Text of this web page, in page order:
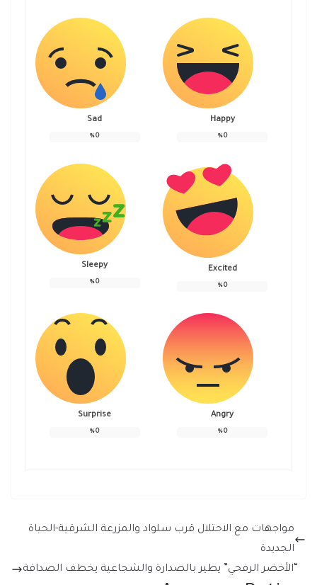
Happy
0
%
Sad
0
%
Excited
0
%
Sleepy
0
%
Angry
0
%
Surprise
0
%
مواجهات مع الاحتلال قرب سلواد والمزرعة الشرقية-الحياة
الجديدة
“الأخضر الرفحي” يطير بالصدارة والشجاعية يخطف الصداقة